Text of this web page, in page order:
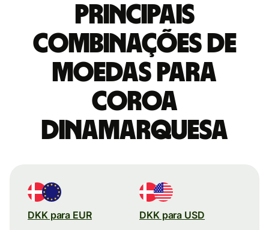
Principais
combinações de
moedas para
Coroa
dinamarquesa
DKK para EUR DKK para USD